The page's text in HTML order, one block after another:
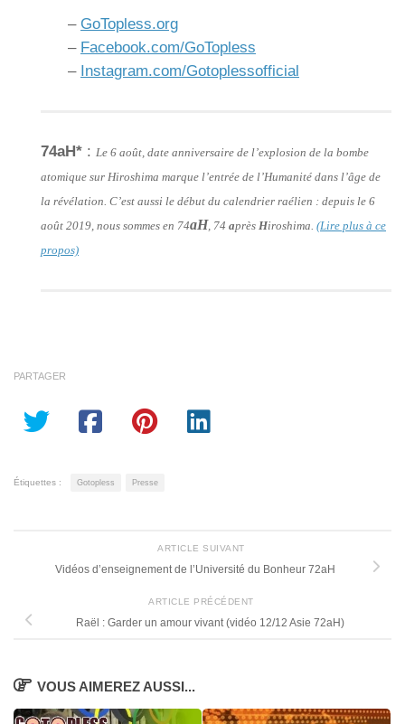
– GoTopless.org
– Facebook.com/GoTopless
– Instagram.com/Gotoplessofficial
74aH* : Le 6 août, date anniversaire de l’explosion de la bombe
atomique sur Hiroshima marque l’entrée de l’Humanité dans l’âge de
la révélation. C’est aussi le début du calendrier raélien : depuis le 6
août 2019, nous sommes en 74aH, 74 après Hiroshima. (Lire plus à ce
propos)
PARTAGER
Étiquettes : Gotopless Presse
ARTICLE SUIVANT
Vidéos d’enseignement de l’Université du Bonheur 72aH
ARTICLE PRÉCÉDENT
Raël : Garder un amour vivant (vidéo 12/12 Asie 72aH)
VOUS AIMEREZ AUSSI...